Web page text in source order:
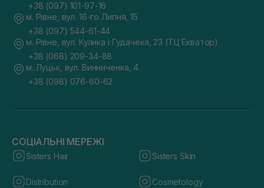
+38 (097) 101-97-16
м. Рівне, вул. 16-го Липня, 15
+38 (097) 544-61-44
м. Рівне, вул. Кулика і Гудачека, 23 (ТЦ Екватор)
+38 (068) 209-34-88
м. Луцьк, вул. Винниченка, 4
+38 (098) 076-60-62
СОЦІАЛЬНІ МЕРЕЖІ
Sisters Hair Sisters Skin
Distribution Cosmetology